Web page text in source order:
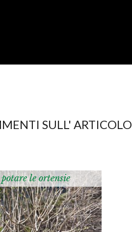
SULL' ARTICOLO
le ortensie